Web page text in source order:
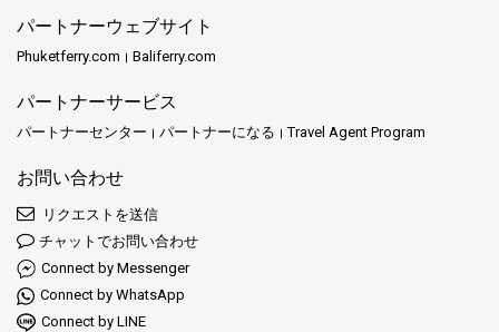
パートナーウェブサイト
Phuketferry.com Baliferry.com
パートナーサービス
パートナーセンター パートナーになる Travel Agent Program
お問い合わせ
リクエストを送信
チャットでお問い合わせ
Connect by Messenger
Connect by WhatsApp
Connect by LINE